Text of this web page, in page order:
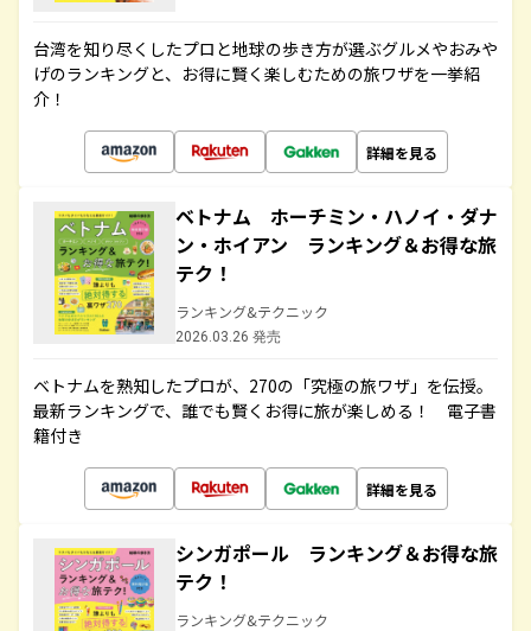
台湾を知り尽くしたプロと地球の歩き方が選ぶグルメやおみや
げのランキングと、お得に賢く楽しむための旅ワザを一挙紹
介！
詳細を見る
ベトナム ホーチミン・ハノイ・ダナ
ン・ホイアン ランキング＆お得な旅
テク！
ランキング&テクニック
2026.03.26 発売
ベトナムを熟知したプロが、270の「究極の旅ワザ」を伝授。
最新ランキングで、誰でも賢くお得に旅が楽しめる！ 電子書
籍付き
詳細を見る
シンガポール ランキング＆お得な旅
テク！
ランキング&テクニック